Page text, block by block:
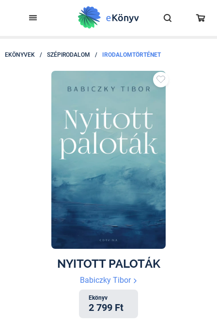
EKÖNYVEK / SZÉPIRODALOM / IRODALOMTÖRTÉNET
NYITOTT PALOTÁK
Babiczky Tibor
Ekönyv
2 799 Ft